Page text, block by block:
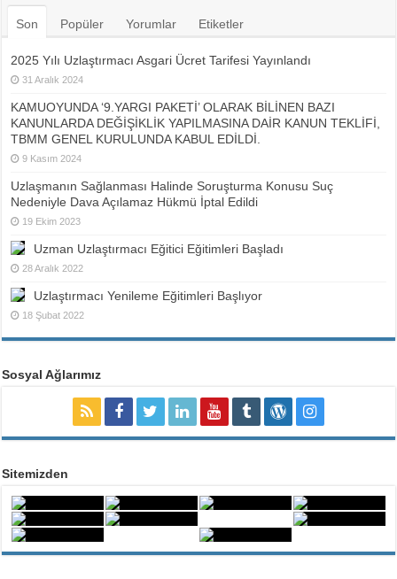
Son Popüler Yorumlar Etiketler
2025 Yılı Uzlaştırmacı Asgari Ücret Tarifesi Yayınlandı
31 Aralık 2024
KAMUOYUNDA ‘9.YARGI PAKETİ’ OLARAK BİLİNEN BAZI
KANUNLARDA DEĞİŞİKLİK YAPILMASINA DAİR KANUN TEKLİFİ,
TBMM GENEL KURULUNDA KABUL EDİLDİ.
9 Kasım 2024
Uzlaşmanın Sağlanması Halinde Soruşturma Konusu Suç
Nedeniyle Dava Açılamaz Hükmü İptal Edildi
19 Ekim 2023
Uzman Uzlaştırmacı Eğitici Eğitimleri Başladı
28 Aralık 2022
Uzlaştırmacı Yenileme Eğitimleri Başlıyor
18 Şubat 2022
Sosyal Ağlarımız
Sitemizden